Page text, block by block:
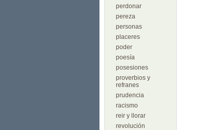
perdonar
pereza
personas
placeres
poder
poesía
posesiones
proverbios y
refranes
prudencia
racismo
reir y llorar
revolución